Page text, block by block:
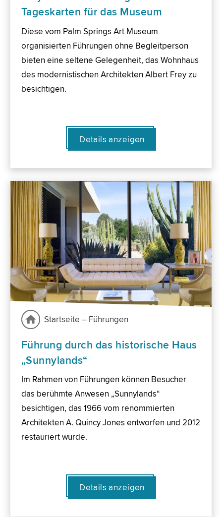
Tageskarten für das Museum
Diese vom Palm Springs Art Museum
organisierten Führungen ohne Begleitperson
bieten eine seltene Gelegenheit, das Wohnhaus
des modernistischen Architekten Albert Frey zu
besichtigen.
Details anzeigen
Startseite – Führungen
Führung durch das historische Haus
„Sunnylands“
Im Rahmen von Führungen können Besucher
das berühmte Anwesen „Sunnylands“
besichtigen, das 1966 vom renommierten
Architekten A. Quincy Jones entworfen und 2012
restauriert wurde.
Details anzeigen